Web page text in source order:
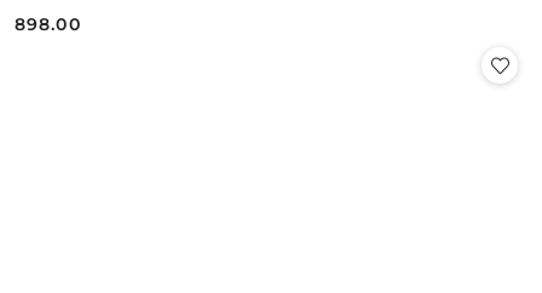
Cena:
898.00